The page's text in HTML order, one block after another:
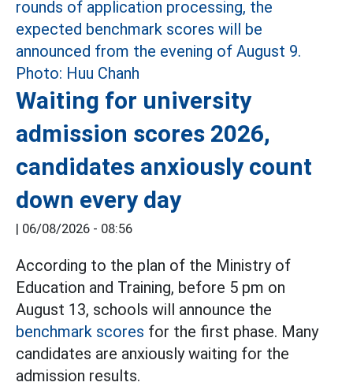
Waiting for university
admission scores 2026,
candidates anxiously count
down every day
| 06/08/2026 - 08:56
According to the plan of the Ministry of
Education and Training, before 5 pm on
August 13, schools will announce the
benchmark scores for the first phase. Many
candidates are anxiously waiting for the
admission results.